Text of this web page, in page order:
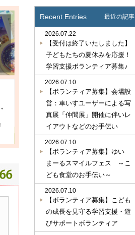
Recent Entries 最近の記事
2026.07.22
【受付は終了いたしました】
子どもたちの夏休みを応援！
学習支援ボランティア募集♪
2026.07.10
【ボランティア募集】会場設
営：車いすユーザーによる写
真展「仲間展」開催に伴いレ
イアウトなどのお手伝い
2026.07.10
【ボランティア募集】ゆい
まーるスマイルフェス ～こ
ども食堂のお手伝い～
2026.07.10
【ボランティア募集】こども
の成長を見守る学習支援・遊
びサポートボランティア